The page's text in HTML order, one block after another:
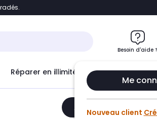
Accéder directement au chatbot
Besoin d'aide ?
Me
Nouveau client
Réparer en illimité avec Le Club Infinity
Ajouter au panier •